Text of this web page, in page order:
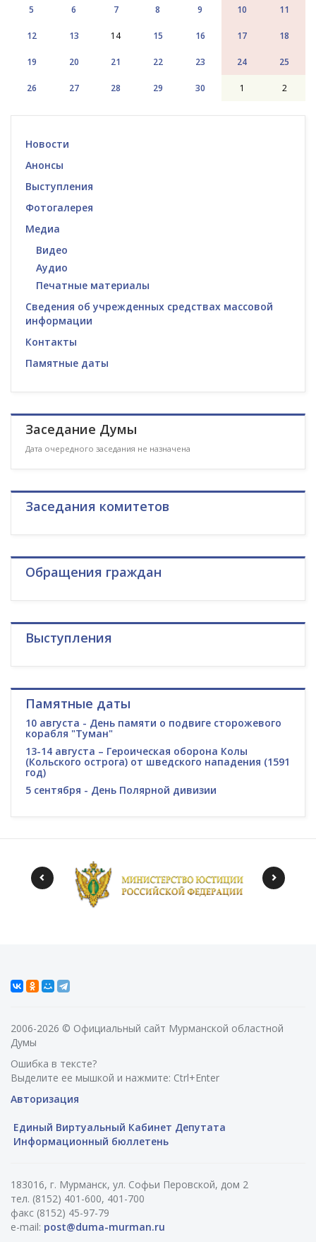
5 6 7 8 9 10 11
12 13 14 15 16 17 18
19 20 21 22 23 24 25
26 27 28 29 30 1 2
Новости
Анонсы
Выступления
Фотогалерея
Медиа
Видео
Аудио
Печатные материалы
Сведения об учрежденных средствах массовой
информации
Контакты
Памятные даты
Заседание Думы
Дата очередного заседания не назначена
Заседания комитетов
Обращения граждан
Выступления
Памятные даты
10 августа - День памяти о подвиге сторожевого
корабля "Туман"
13-14 августа – Героическая оборона Колы
(Кольского острога) от шведского нападения (1591
год)
5 сентября - День Полярной дивизии
2006-2026 © Официальный сайт Мурманской областной
Думы
Ошибка в тексте?
Выделите ее мышкой и нажмите: Ctrl+Enter
Авторизация
Единый Виртуальный Кабинет Депутата
Информационный бюллетень
183016, г. Мурманск, ул. Софьи Перовской, дом 2
тел. (8152) 401-600, 401-700
факс (8152) 45-97-79
e-mail: post@duma-murman.ru